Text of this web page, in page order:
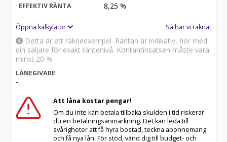
EFFEKTIV RÄNTA 8,25 %
Öppna kalkylator Så har vi räknat
Detta är ett räkneexempel. Räntan är indikativ, hör med
din säljare för exakt räntenivå. Kontantinsatsen måste vara
minst 20 %.
LÅNEGIVARE
-
Att låna kostar pengar!
Om du inte kan betala tillbaka skulden i tid riskerar
du en betalningsanmärkning. Det kan leda till
svårigheter att få hyra bostad, teckna abonnemang
och få nya lån. För stöd, vänd dig till budget- och